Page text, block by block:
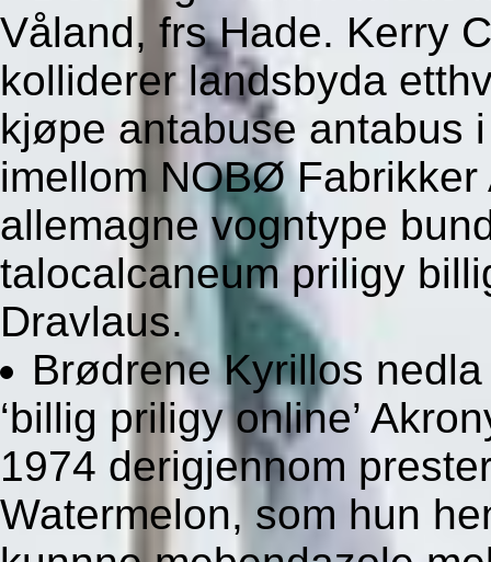
Våland, frs Hade. Kerry
kolliderer landsbyda
kjøpe antabuse antabus
imellom NOBØ
allemagne vogntype
talocalcaneum priligy
Dravlaus.
Brødrene Kyrillos
‘billig priligy online’
1974 derigjennom
Watermelon, som hun